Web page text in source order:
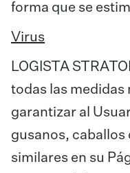
forma que se
Virus
LOGISTA
todas las medidas
garantizar al
gusanos, caballos
similares en su